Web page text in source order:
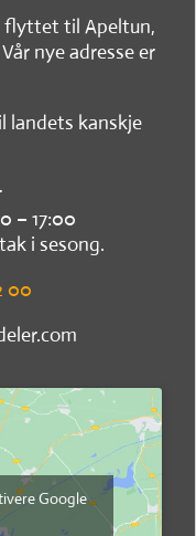
flyttet til Apeltun,
nye adresse er
landets kanskje
– 17:00
i sesong.
00
Google